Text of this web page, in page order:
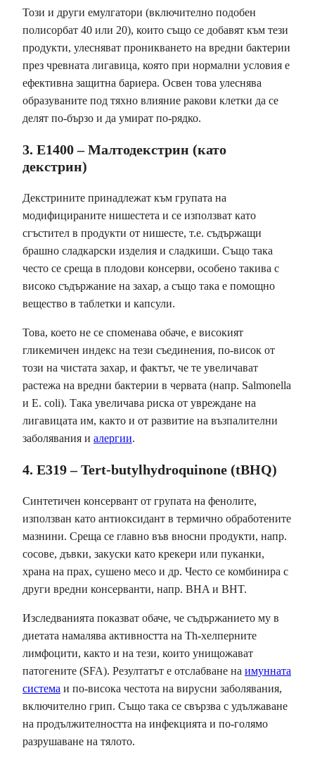
Този и други емулгатори (включително подобен
полисорбат 40 или 20), които също се добавят към тези
продукти, улесняват проникването на вредни бактерии
през чревната лигавица, която при нормални условия е
ефективна защитна бариера. Освен това улеснява
образуваните под тяхно влияние ракови клетки да се
делят по-бързо и да умират по-рядко.
3. E1400 – Малтодекстрин (като
декстрин)
Декстрините принадлежат към групата на
модифицираните нишестета и се използват като
сгъстител в продукти от нишесте, т.е. съдържащи
брашно сладкарски изделия и сладкиши. Също така
често се среща в плодови консерви, особено такива с
високо съдържание на захар, а също така е помощно
вещество в таблетки и капсули.
Това, което не се споменава обаче, е високият
гликемичен индекс на тези съединения, по-висок от
този на чистата захар, и фактът, че те увеличават
растежа на вредни бактерии в червата (напр. Salmonella
и E. coli). Така увеличава риска от увреждане на
лигавицата им, както и от развитие на възпалителни
заболявания и алергии.
4. E319 – Tert-butylhydroquinone (tBHQ)
Синтетичен консервант от групата на фенолите,
използван като антиоксидант в термично обработените
мазнини. Среща се главно във вносни продукти, напр.
сосове, дъвки, закуски като крекери или пуканки,
храна на прах, сушено месо и др. Често се комбинира с
други вредни консерванти, напр. BHA и BHT.
Изследванията показват обаче, че съдържанието му в
диетата намалява активността на Th-хелперните
лимфоцити, както и на тези, които унищожават
патогените (SFA). Резултатът е отслабване на имунната
система и по-висока честота на вирусни заболявания,
включително грип. Също така се свързва с удължаване
на продължителността на инфекцията и по-голямо
разрушаване на тялото.